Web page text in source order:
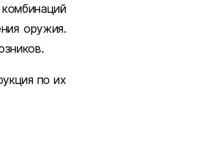
оружия.
по их